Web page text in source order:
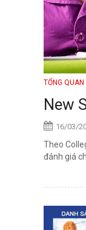
TỔNG
New
16/03/
Theo
đánh giá